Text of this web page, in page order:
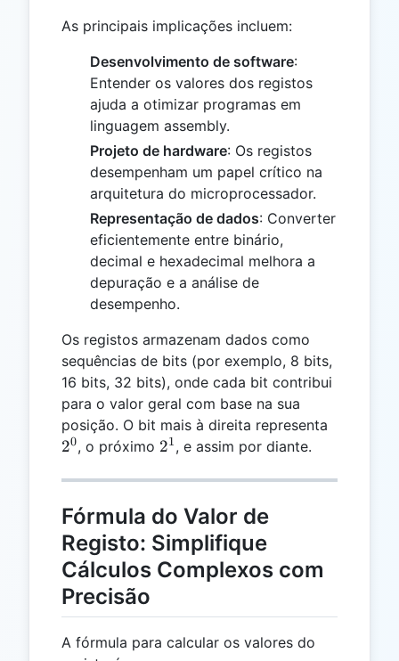
As principais implicações incluem:
Desenvolvimento de software:
Entender os valores dos registos
ajuda a otimizar programas em
linguagem assembly.
Projeto de hardware: Os registos
desempenham um papel crítico na
arquitetura do microprocessador.
Representação de dados: Converter
eficientemente entre binário,
decimal e hexadecimal melhora a
depuração e a análise de
desempenho.
Os registos armazenam dados como
sequências de bits (por exemplo, 8 bits,
16 bits, 32 bits), onde cada bit contribui
para o valor geral com base na sua
posição. O bit mais à direita representa
20, o próximo 2^1
21, e assim por diante.
Fórmula do Valor de
Registo: Simplifique
Cálculos Complexos com
Precisão
A fórmula para calcular os valores do